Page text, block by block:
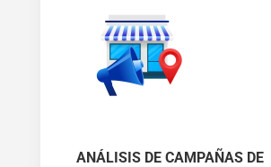
ANÁLISIS DE CAMPAÑAS DE